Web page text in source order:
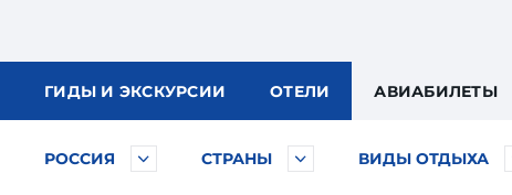
ГИДЫ И ЭКСКУРСИИ ОТЕЛИ АВИАБИЛЕТЫ
РОССИЯ СТРАНЫ ВИДЫ ОТДЫХА